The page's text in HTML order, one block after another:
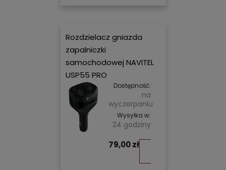
Rozdzielacz gniazda
zapalniczki
samochodowej NAVITEL
USP55 PRO
Dostępność:
na
wyczerpaniu
Wysyłka w:
24 godziny
79,00 zł